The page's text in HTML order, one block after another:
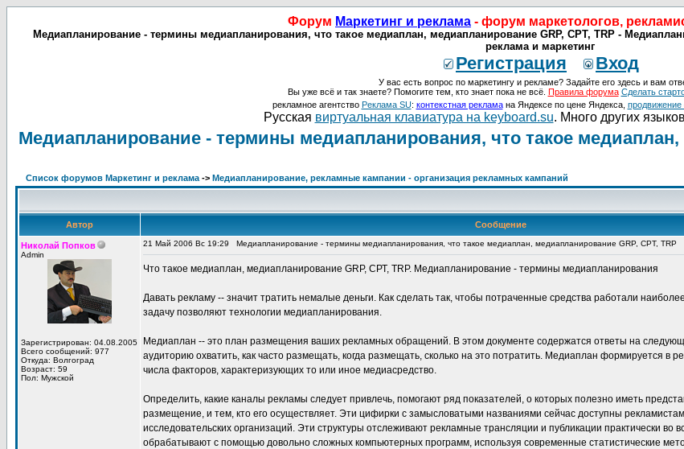
Форум Маркетинг и реклама - форум маркетологов,
Медиапланирование - термины медиапланирования, что такое медиаплан, медиапланирование GRP, СРТ, TRP -
реклама и маркетинг
Регистрация Вход
У вас есть вопрос по маркетингу и рекламе? Задайте его здесь и вам
Вы уже всё и так знаете? Помогите тем, кто знает пока не всё. Правила форума Сделать
рекламное агентство Реклама SU: контекстная рекламана Яндексе по цене Яндекса, продвижение
Русская виртуальная клавиатура на keyboard.su. Много других
Медиапланирование - термины медиапланирования, что такое
Список форумов Маркетинг и реклама -> Медиапланирование, рекламные кампании - организация рекламных кампаний
Автор Сообщение
Николай Попков
Admin
Зарегистрирован: 04.08.2005
Всего сообщений: 977
Откуда: Волгоград
Возраст: 59
Пол: Мужской
21 Май 2006 Вс 19:29 Медиапланирование - термины медиапланирования, что такое медиаплан, медиапланирование GRP, СРТ, TRP
Что такое медиаплан, медиапланирование GRP, СРТ, TRP. Медиапланирование - термины медиапланирования
Давать рекламу -- значит тратить немалые деньги. Как сделать так, чтобы потраченные средства работали
задачу позволяют технологии медиапланирования.
Медиаплан -- это план размещения ваших рекламных обращений. В этом документе содержатся ответы на
аудиторию охватить, как часто размещать, когда размещать, сколько на это потратить. Медиаплан формируется в
числа факторов, характеризующих то или иное медиасредство.
Определить, какие каналы рекламы следует привлечь, помогают ряд показателей, о которых полезно иметь
размещение, и тем, кто его осуществляет. Эти цифирки с замысловатыми названиями сейчас доступны
исследовательских организаций. Эти структуры отслеживают рекламные трансляции и публикации практически во
обрабатывают с помощью довольно сложных компьютерных программ, используя современные статистические